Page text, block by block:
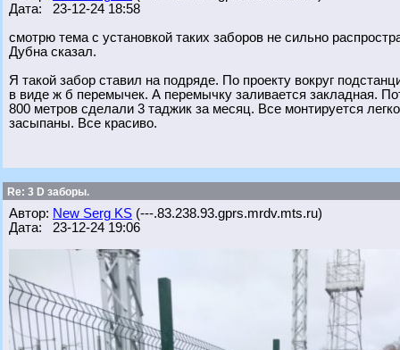
Дата: 23-12-24 18:58
смотрю тема с установкой таких заборов не сильно
Дубна сказал.
Я такой забор ставил на подряде. По проекту вокруг
в виде ж б перемычек. А перемычку заливается закладная.
800 метров сделали 3 таджик за месяц. Все монтируется
засыпаны. Все красиво.
Re: 3 D заборы.
Автор: New Serg KS (---.83.238.93.gprs.mrdv.mts.ru)
Дата: 23-12-24 19:06